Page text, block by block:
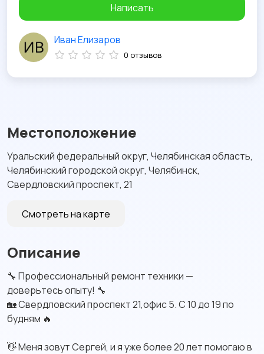
Местоположение
Уральский федеральный округ, Челябинская область,
Челябинский городской округ, Челябинск,
Свердловский проспект, 21
Смотреть на карте
Описание
🔧 Профессиональный ремонт техники —
доверьтесь опыту! 🔧
🏡 Свердловский проспект 21,офис 5. С 10 до 19 по
будням 🔥
👋 Меня зовут Сергей, и я уже более 20 лет помогаю в
Написать
Иван Елизаров
0 отзывов